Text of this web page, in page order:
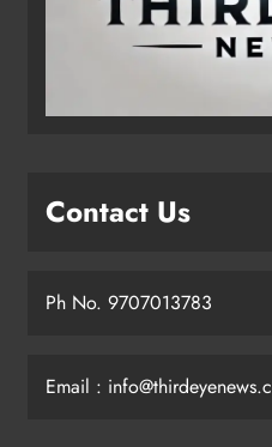
Contact Us
Ph No. 9707013783
Email :